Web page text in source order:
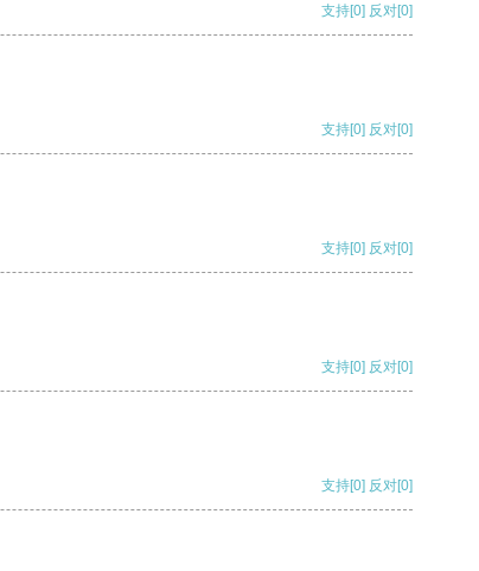
支持[0] 反对[0]
支持[0] 反对[0]
支持[0] 反对[0]
支持[0] 反对[0]
支持[0] 反对[0]